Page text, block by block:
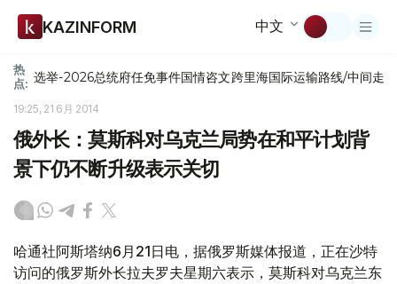
KAZINFORM 中文
热
点: 选举-2026总统府任免事件国情咨文跨里海国际运输路线/中间走廊
19:25, 21 6月 2014
俄外长：莫斯科对乌克兰局势在和平计划背
景下仍不断升级表示关切
哈通社阿斯塔纳6月21日电，据俄罗斯媒体报道，正在沙特
访问的俄罗斯外长拉夫罗夫星期六表示，莫斯科对乌克兰东